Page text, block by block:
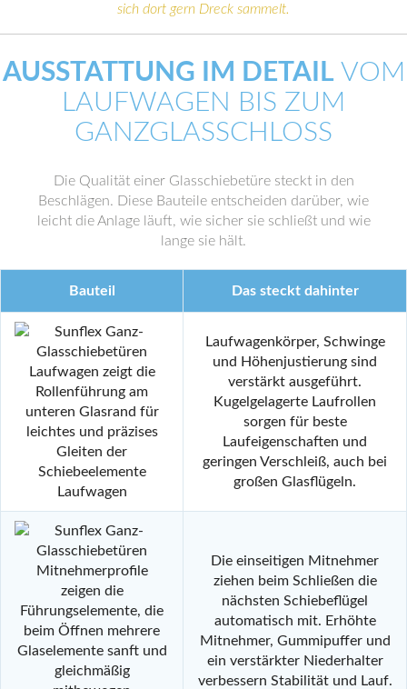
sich dort gern Dreck sammelt.
AUSSTATTUNG IM DETAIL VOM
LAUFWAGEN BIS ZUM
GANZGLASSCHLOSS
Die Qualität einer Glasschiebetüre steckt in den
Beschlägen. Diese Bauteile entscheiden darüber, wie
leicht die Anlage läuft, wie sicher sie schließt und wie
lange sie hält.
Bauteil Das steckt dahinter
Laufwagen
Laufwagenkörper, Schwinge
und Höhenjustierung sind
verstärkt ausgeführt.
Kugelgelagerte Laufrollen
sorgen für beste
Laufeigenschaften und
geringen Verschleiß, auch bei
großen Glasflügeln.
Die einseitigen Mitnehmer
ziehen beim Schließen die
nächsten Schiebeflügel
automatisch mit. Erhöhte
Mitnehmer, Gummipuffer und
ein verstärkter Niederhalter
verbessern Stabilität und Lauf.